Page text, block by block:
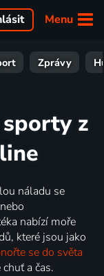
Menu
Zprávy
z
náladu se
nabízí moře
které jsou jako
se do světa
a čas.